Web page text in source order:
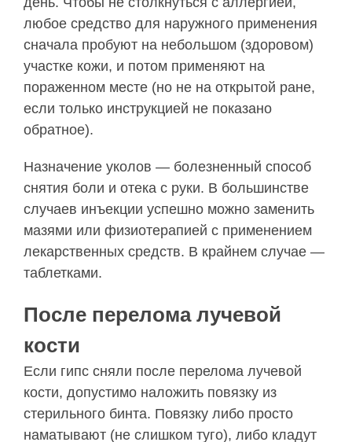
любое средство для наружного применения
сначала пробуют на небольшом (здоровом)
участке кожи, и потом применяют на
пораженном месте (но не на открытой ране,
если только инструкцией не показано
обратное).
Назначение уколов — болезненный способ
снятия боли и отека с руки. В большинстве
случаев инъекции успешно можно заменить
мазями или физиотерапией с применением
лекарственных средств. В крайнем случае —
таблетками.
После перелома лучевой
кости
Если гипс сняли после перелома лучевой
кости, допустимо наложить повязку из
стерильного бинта. Повязку либо просто
наматывают (не слишком туго), либо кладут